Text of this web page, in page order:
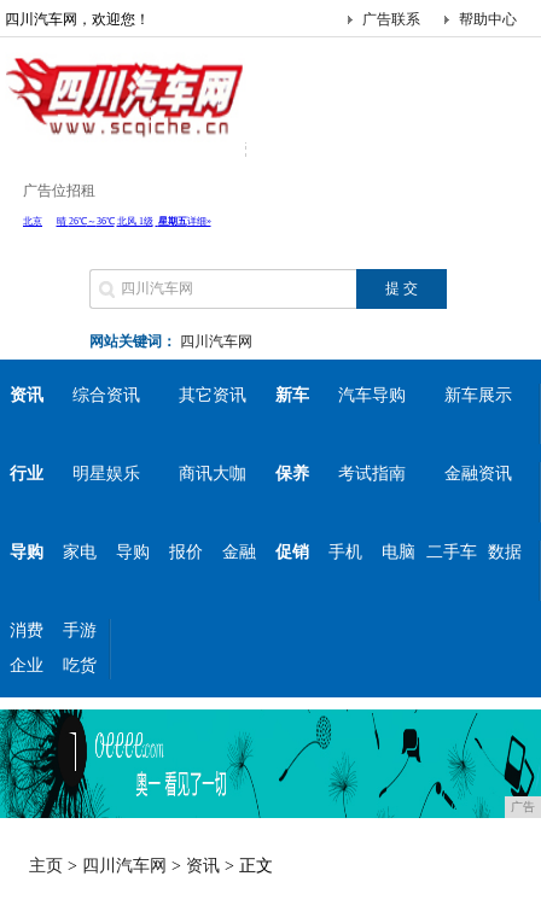
四川汽车网，欢迎您！ 帮助中心
广告联系
广告位招租
网站关键词： 四川汽车网
资讯 综合资讯 其它资讯 新车 汽车导购 新车展示
行业 明星娱乐 商讯大咖 保养 考试指南 金融资讯
导购 家电 导购 报价 金融 促销 手机 电脑 二手车 数据
消费
手游
企业
吃货
广告
主页 > 四川汽车网 > 资讯 > 正文